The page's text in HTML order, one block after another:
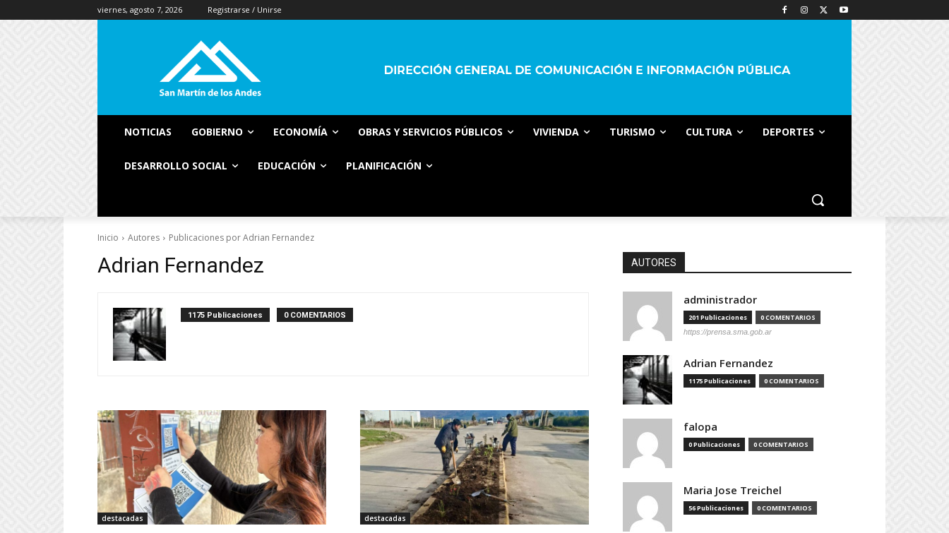
viernes, agosto 7, 2026 Registrarse / Unirse
NOTICIAS GOBIERNO ECONOMÍA OBRAS Y SERVICIOS PÚBLICOS VIVIENDA TURISMO CULTURA DEPORTES
DESARROLLO SOCIAL EDUCACIÓN PLANIFICACIÓN
Inicio Autores Publicaciones por Adrian Fernandez
Adrian Fernandez
1175 Publicaciones 0 COMENTARIOS
destacadas destacadas
AUTORES
administrador
201 Publicaciones 0 COMENTARIOS
https://prensa.sma.gob.ar
Adrian Fernandez
1175 Publicaciones 0 COMENTARIOS
falopa
0 Publicaciones 0 COMENTARIOS
Maria Jose Treichel
56 Publicaciones 0 COMENTARIOS